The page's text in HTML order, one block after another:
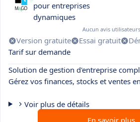
pour entreprises
dynamiques
Aucun avis utilisateurs
Version gratuite Essai gratuit
Tarif sur demande
Solution de gestion d'entreprise
Gérez vos finances, stocks et ventes
Voir plus de détails
En savoir plus